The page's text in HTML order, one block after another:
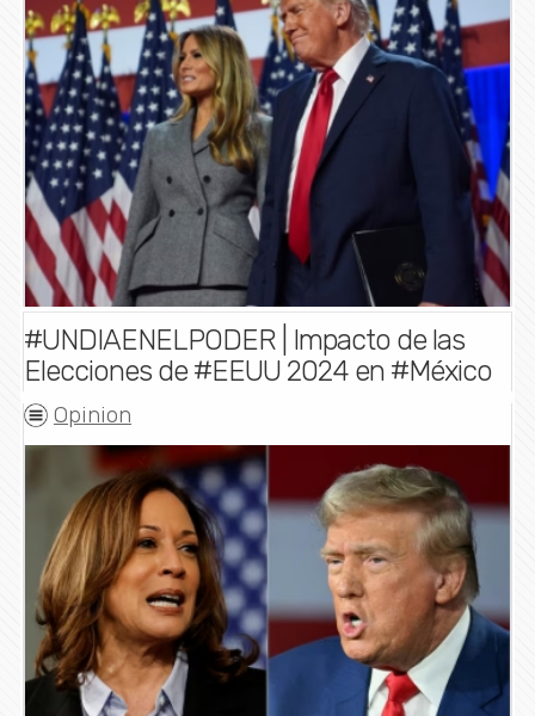
#UNDIAENELPODER | Impacto de las
Elecciones de #EEUU 2024 en #México
Opinion